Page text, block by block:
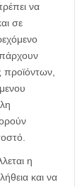
να
σε
προϊόντων,
η
και να